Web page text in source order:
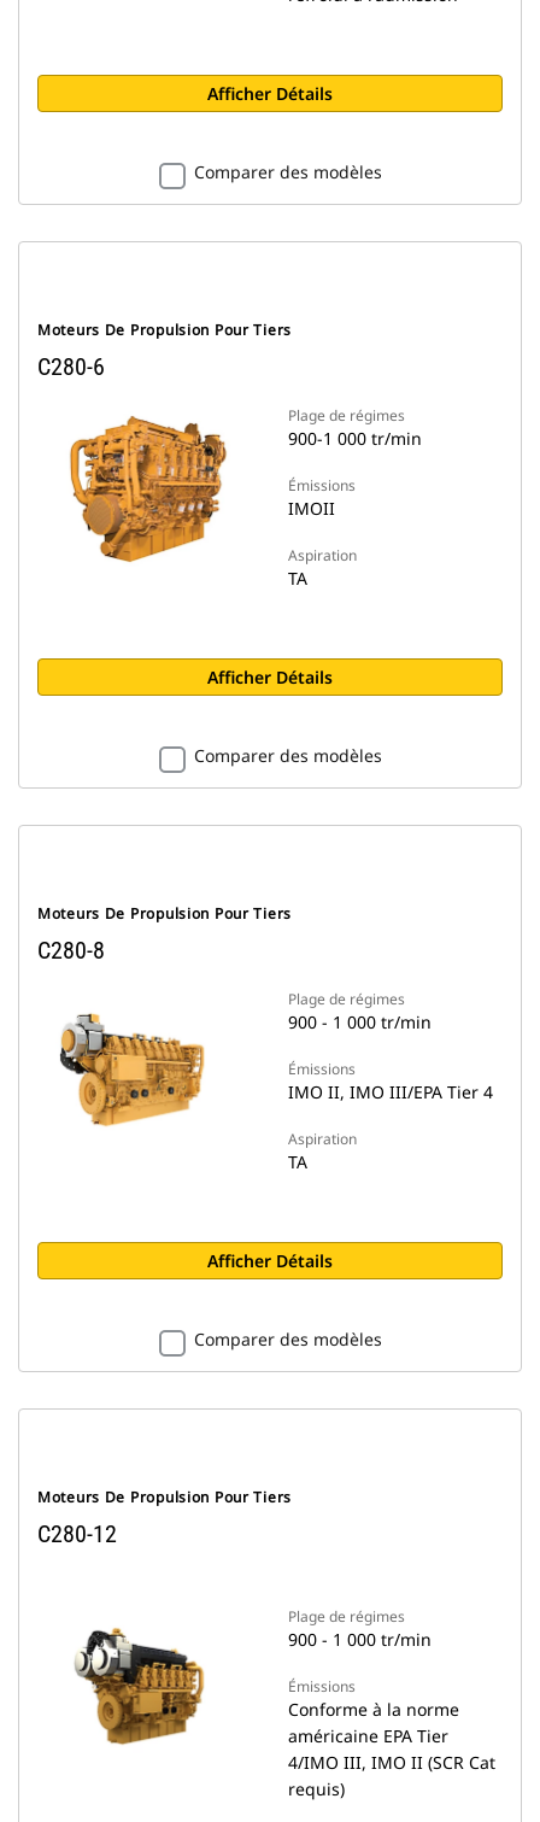
Afficher Détails
Comparer des modèles
Moteurs De Propulsion Pour Tiers
C280-6
Plage de régimes
900-1 000 tr/min
Émissions
IMOII
Aspiration
TA
Afficher Détails
Comparer des modèles
Moteurs De Propulsion Pour Tiers
C280-8
Plage de régimes
900 - 1 000 tr/min
Émissions
IMO II, IMO III/EPA Tier 4
Aspiration
TA
Afficher Détails
Comparer des modèles
Moteurs De Propulsion Pour Tiers
C280-12
Plage de régimes
900 - 1 000 tr/min
Émissions
Conforme à la norme
américaine EPA Tier
4/IMO III, IMO II (SCR Cat
requis)